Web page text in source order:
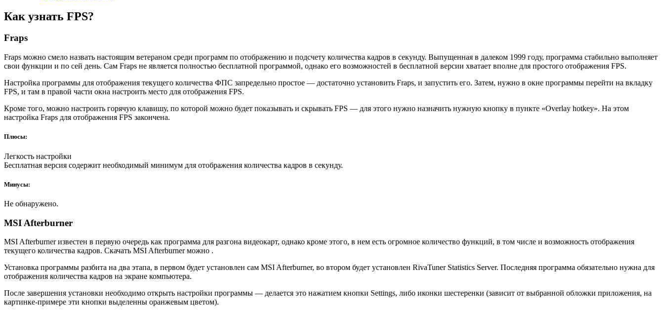
Как узнать FPS?
Fraps
Fraps можно смело назвать настоящим ветераном среди программ по отображению и подсчету количества кадров в секунду. Выпущенная в далеком 1999 году, программа стабильно выполняет
свои функции и по сей день. Сам Fraps не является полностью бесплатной программой, однако его возможностей в бесплатной версии хватает вполне для простого отображения FPS.
Настройка программы для отображения текущего количества ФПС запредельно простое — достаточно установить Fraps, и запустить его. Затем, нужно в окне программы перейти на вкладку
FPS, и там в правой части окна настроить место для отображения FPS.
Кроме того, можно настроить горячую клавишу, по которой можно будет показывать и скрывать FPS — для этого нужно назначить нужную кнопку в пункте «Overlay hotkey». На этом
настройка Fraps для отображения FPS закончена.
Плюсы:
Легкость настройки
Бесплатная версия содержит необходимый минимум для отображения количества кадров в секунду.
Минусы:
Не обнаружено.
MSI Afterburner
MSI Afterburner известен в первую очередь как программа для разгона видеокарт, однако кроме этого, в нем есть огромное количество функций, в том числе и возможность отображения
текущего количества кадров. Скачать MSI Afterburner можно .
Установка программы разбита на два этапа, в первом будет установлен сам MSI Afterburner, во втором будет установлен RivaTuner Statistics Server. Последняя программа обязательно нужна для
отображения количества кадров на экране компьютера.
После завершения установки необходимо открыть настройки программы — делается это нажатием кнопки Settings, либо иконки шестеренки (зависит от выбранной обложки приложения, на
картинке-примере эти кнопки выделенны оранжевым цветом).